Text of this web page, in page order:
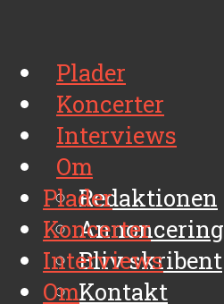
Plader
Koncerter
Interviews
Om
Redaktionen
Annoncering
Bliv skribent
Kontakt
Plader
Koncerter
Interviews
Om